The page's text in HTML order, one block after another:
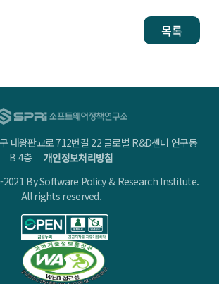
목록
대왕판교로 712번길 22 글로벌 R&D센터 연구동
B 4층개인정보처리방침
By Software Policy & Research Institute.
All rights reserved.